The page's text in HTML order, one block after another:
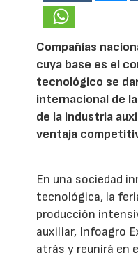
Compañías
cuya base es el
tecnológico se
internacional de
de la industria
ventaja
En una sociedad
tecnológica, la
producción
auxiliar, Infoagro
atrás y reunirá en